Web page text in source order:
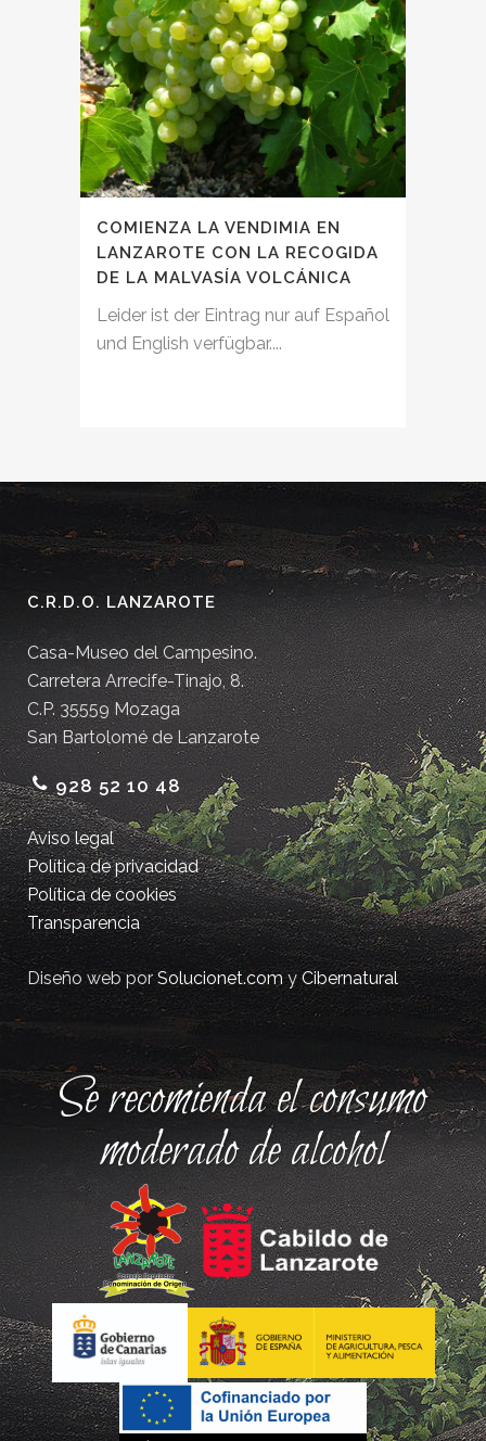
COMIENZA LA VENDIMIA EN
LANZAROTE CON LA RECOGIDA
DE LA MALVASÍA VOLCÁNICA
Leider ist der Eintrag nur auf Español
und English verfügbar....
C.R.D.O. LANZAROTE
Casa-Museo del Campesino.
Carretera Arrecife-Tinajo, 8.
C.P. 35559 Mozaga
San Bartolomé de Lanzarote
928 52 10 48
Aviso legal
Política de privacidad
Política de cookies
Transparencia
Diseño web porSolucionet.comyCibernatural
Se recomienda el consumo
moderado de alcohol